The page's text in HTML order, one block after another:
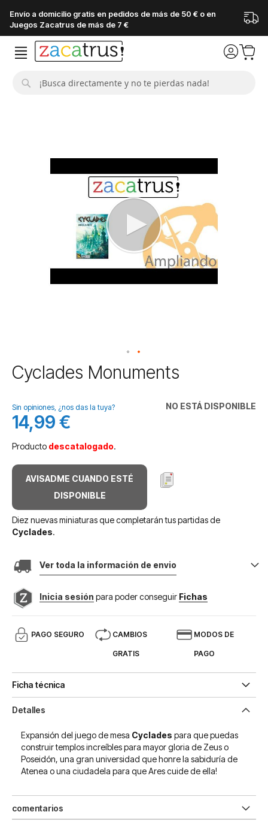
Envío a domicilio gratis en pedidos de más de 50 € o en
Juegos Zacatrus de más de 7 €
Saltar
al
de
la
galería
imágenes
Cyclades Monuments
NO ESTÁ DISPONIBLE
Sin opiniones, ¿nos das la tuya?
14,99 €
Producto descatalogado.
AVISADME CUANDO ESTÉ
DISPONIBLE
Diez nuevas miniaturas que completarán tus partidas de
Cyclades.
Ver toda la información de envio
Inicia sesión para poder conseguir Fichas
PAGO SEGURO CAMBIOS
GRATIS
MODOS DE
PAGO
Ficha técnica
Detalles
Expansión del juego de mesa Cyclades para que puedas
construir templos increíbles para mayor gloria de Zeus o
Poseidón, una gran universidad que honre la sabiduría de
Atenea o una ciudadela para que Ares cuide de ella!
comentarios